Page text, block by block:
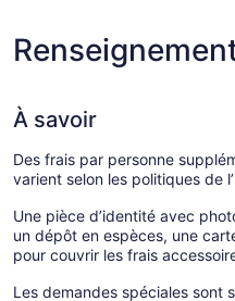
À savoir
Des frais par personne
varient selon les politiques de
Une pièce d’identité avec
un dépôt en espèces, une
pour couvrir les frais
Les demandes spéciales sont